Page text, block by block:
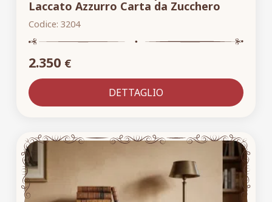
Laccato Azzurro Carta da Zucchero
Codice: 3204
2.350 €
DETTAGLIO